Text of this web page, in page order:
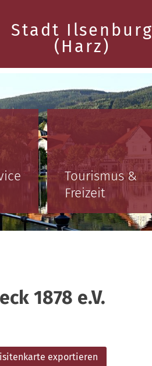
Stadt Ilsenburg
(Harz)
Tourismus &
Freizeit
1878 e.V.
exportieren